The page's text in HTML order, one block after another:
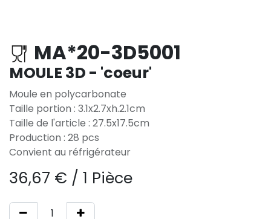
MA*20-3D5001
MOULE 3D - 'coeur'
Moule en polycarbonate
Taille portion : 3.1x2.7xh.2.1cm
Taille de l'article : 27.5x17.5cm
Production : 28 pcs
Convient au réfrigérateur
36,67 € / 1 Pièce